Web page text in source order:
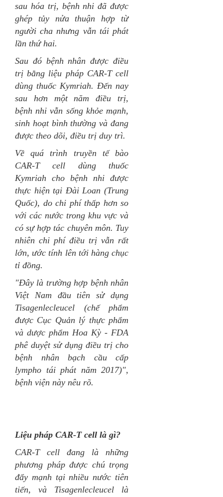
sau hóa trị, bệnh nhi đã được
ghép tủy nửa thuận hợp từ
người cha nhưng vẫn tái phát
lần thứ hai.
Sau đó bệnh nhân được điều
trị bằng liệu pháp CAR-T cell
dùng thuốc Kymriah. Đến nay
sau hơn một năm điều trị,
bệnh nhi vẫn sống khỏe mạnh,
sinh hoạt bình thường và đang
được theo dõi, điều trị duy trì.
Về quá trình truyền tế bào
CAR-T cell dùng thuốc
Kymriah cho bệnh nhi được
thực hiện tại Đài Loan (Trung
Quốc), do chi phí thấp hơn so
với các nước trong khu vực và
có sự hợp tác chuyên môn. Tuy
nhiên chi phí điều trị vẫn rất
lớn, ước tính lên tới hàng chục
tỉ đồng.
"Đây là trường hợp bệnh nhân
Việt Nam đầu tiên sử dụng
Tisagenlecleucel (chế phẩm
được Cục Quản lý thực phẩm
và dược phẩm Hoa Kỳ - FDA
phê duyệt sử dụng điều trị cho
bệnh nhân bạch cầu cấp
lympho tái phát năm 2017)",
bệnh viện này nêu rõ.
Liệu pháp CAR-T cell là gì?
CAR-T cell đang là những
phương pháp được chú trọng
đẩy mạnh tại nhiều nước tiên
tiến, và Tisagenlecleucel là